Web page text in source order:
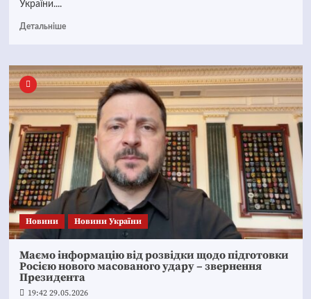
України....
Детальніше
Новини Новини України
Маємо інформацію від розвідки щодо підготовки
Росією нового масованого удару – звернення
Президента
19:42 29.05.2026